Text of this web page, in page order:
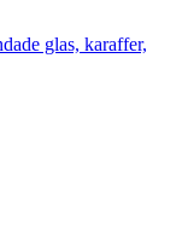
glas, karaffer,